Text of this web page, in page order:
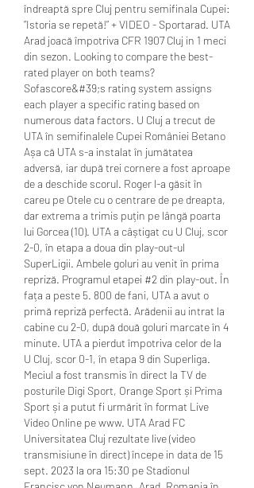
îndreaptă spre Cluj pentru semifinala Cupei:
”Istoria se repetă!” + VIDEO - Sportarad. UTA
Arad joacă împotriva CFR 1907 Cluj in 1 meci
din sezon. Looking to compare the best-
rated player on both teams?
Sofascore&#39;s rating system assigns
each player a specific rating based on
numerous data factors. U Cluj a trecut de
UTA în semifinalele Cupei României Betano
Așa că UTA s-a instalat în jumătatea
adversă, iar după trei cornere a fost aproape
de a deschide scorul. Roger l-a găsit în
careu pe Otele cu o centrare de pe dreapta,
dar extrema a trimis puțin pe lângă poarta
lui Gorcea (10). UTA a câștigat cu U Cluj, scor
2-0, în etapa a doua din play-out-ul
SuperLigii. Ambele goluri au venit în prima
repriză. Programul etapei #2 din play-out. În
fața a peste 5. 800 de fani, UTA a avut o
primă repriză perfectă. Arădenii au intrat la
cabine cu 2-0, după două goluri marcate în 4
minute. UTA a pierdut împotriva celor de la
U Cluj, scor 0-1, în etapa 9 din Superliga.
Meciul a fost transmis în direct la TV de
posturile Digi Sport, Orange Sport și Prima
Sport și a putut fi urmărit în format Live
Video Online pe www. UTA Arad FC
Universitatea Cluj rezultate live (video
transmisiune în direct) începe in data de 15
sept. 2023 la ora 15:30 pe Stadionul